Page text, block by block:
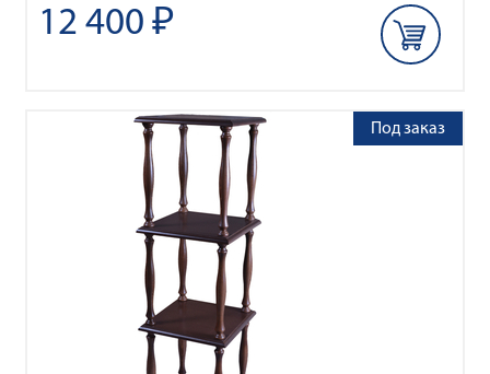
12 400 ₽
Под заказ